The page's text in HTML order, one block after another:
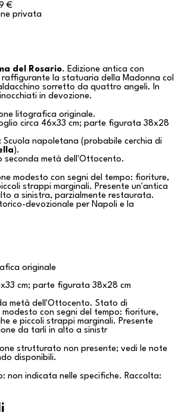
€
privata
del Rosario. Edizione antica con
la statuaria della Madonna col
sorretto da quattro angeli. In
in devozione.
litografica originale.
circa 46x33 cm; parte figurata 38x28
: Scuola napoletana (probabile cerchia di
).
seconda metà dell'Ottocento.
modesto con segni del tempo: fioriture,
strappi marginali. Presente un'antica
a sinistra, parzialmente restaurata.
devozionale per Napoli e la
originale
cm; parte figurata 38x28 cm
metà dell'Ottocento. Stato di
modesto con segni del tempo: fioriture,
e piccoli strappi marginali. Presente
da tarli in alto a sinistr
strutturato non presente; vedi le note
disponibili.
non indicata nelle specifiche. Raccolta: